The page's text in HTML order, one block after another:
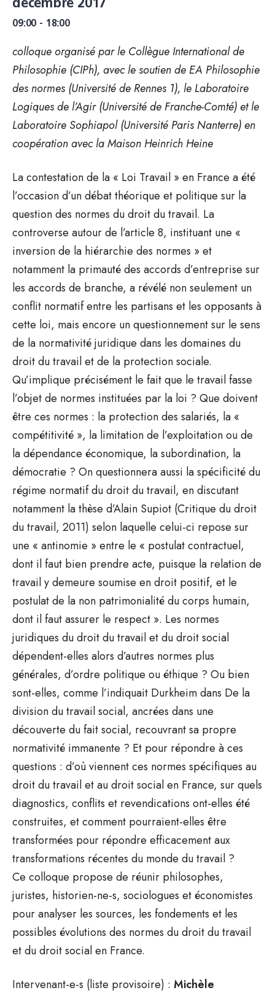
décembre 2017
09:00 - 18:00
colloque organisé par le Collègue International de
Philosophie (CIPh), avec le soutien de EA Philosophie
des normes (Université de Rennes 1), le Laboratoire
Logiques de l’Agir (Université de Franche-Comté) et le
Laboratoire Sophiapol (Université Paris Nanterre) en
coopération avec la Maison Heinrich Heine
La contestation de la « Loi Travail » en France a été
l’occasion d’un débat théorique et politique sur la
question des normes du droit du travail. La
controverse autour de l’article 8, instituant une «
inversion de la hiérarchie des normes » et
notamment la primauté des accords d’entreprise sur
les accords de branche, a révélé non seulement un
conflit normatif entre les partisans et les opposants à
cette loi, mais encore un questionnement sur le sens
de la normativité juridique dans les domaines du
droit du travail et de la protection sociale.
Qu’implique précisément le fait que le travail fasse
l’objet de normes instituées par la loi ? Que doivent
être ces normes : la protection des salariés, la «
compétitivité », la limitation de l’exploitation ou de
la dépendance économique, la subordination, la
démocratie ? On questionnera aussi la spécificité du
régime normatif du droit du travail, en discutant
notamment la thèse d’Alain Supiot (Critique du droit
du travail, 2011) selon laquelle celui-ci repose sur
une « antinomie » entre le « postulat contractuel,
dont il faut bien prendre acte, puisque la relation de
travail y demeure soumise en droit positif, et le
postulat de la non patrimonialité du corps humain,
dont il faut assurer le respect ». Les normes
juridiques du droit du travail et du droit social
dépendent-elles alors d’autres normes plus
générales, d’ordre politique ou éthique ? Ou bien
sont-elles, comme l’indiquait Durkheim dans De la
division du travail social, ancrées dans une
découverte du fait social, recouvrant sa propre
normativité immanente ? Et pour répondre à ces
questions : d’où viennent ces normes spécifiques au
droit du travail et au droit social en France, sur quels
diagnostics, conflits et revendications ont-elles été
construites, et comment pourraient-elles être
transformées pour répondre efficacement aux
transformations récentes du monde du travail ?
Ce colloque propose de réunir philosophes,
juristes, historien-ne-s, sociologues et économistes
pour analyser les sources, les fondements et les
possibles évolutions des normes du droit du travail
et du droit social en France.
Intervenant-e-s (liste provisoire) : Michèle